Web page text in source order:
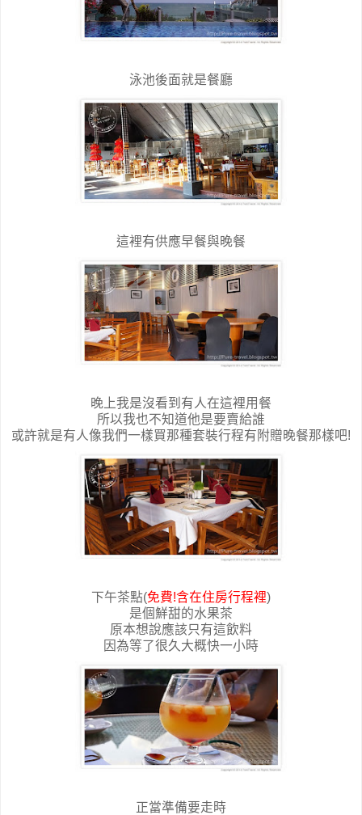
泳池後面就是餐廳
這裡有供應早餐與晚餐
晚上我是沒看到有人在這裡用餐
所以我也不知道他是要賣給誰
或許就是有人像我們一樣買那種套裝行程有附贈晚餐那樣吧!
下午茶點(免費!含在住房行程裡)
是個鮮甜的水果茶
原本想說應該只有這飲料
因為等了很久大概快一小時
正當準備要走時